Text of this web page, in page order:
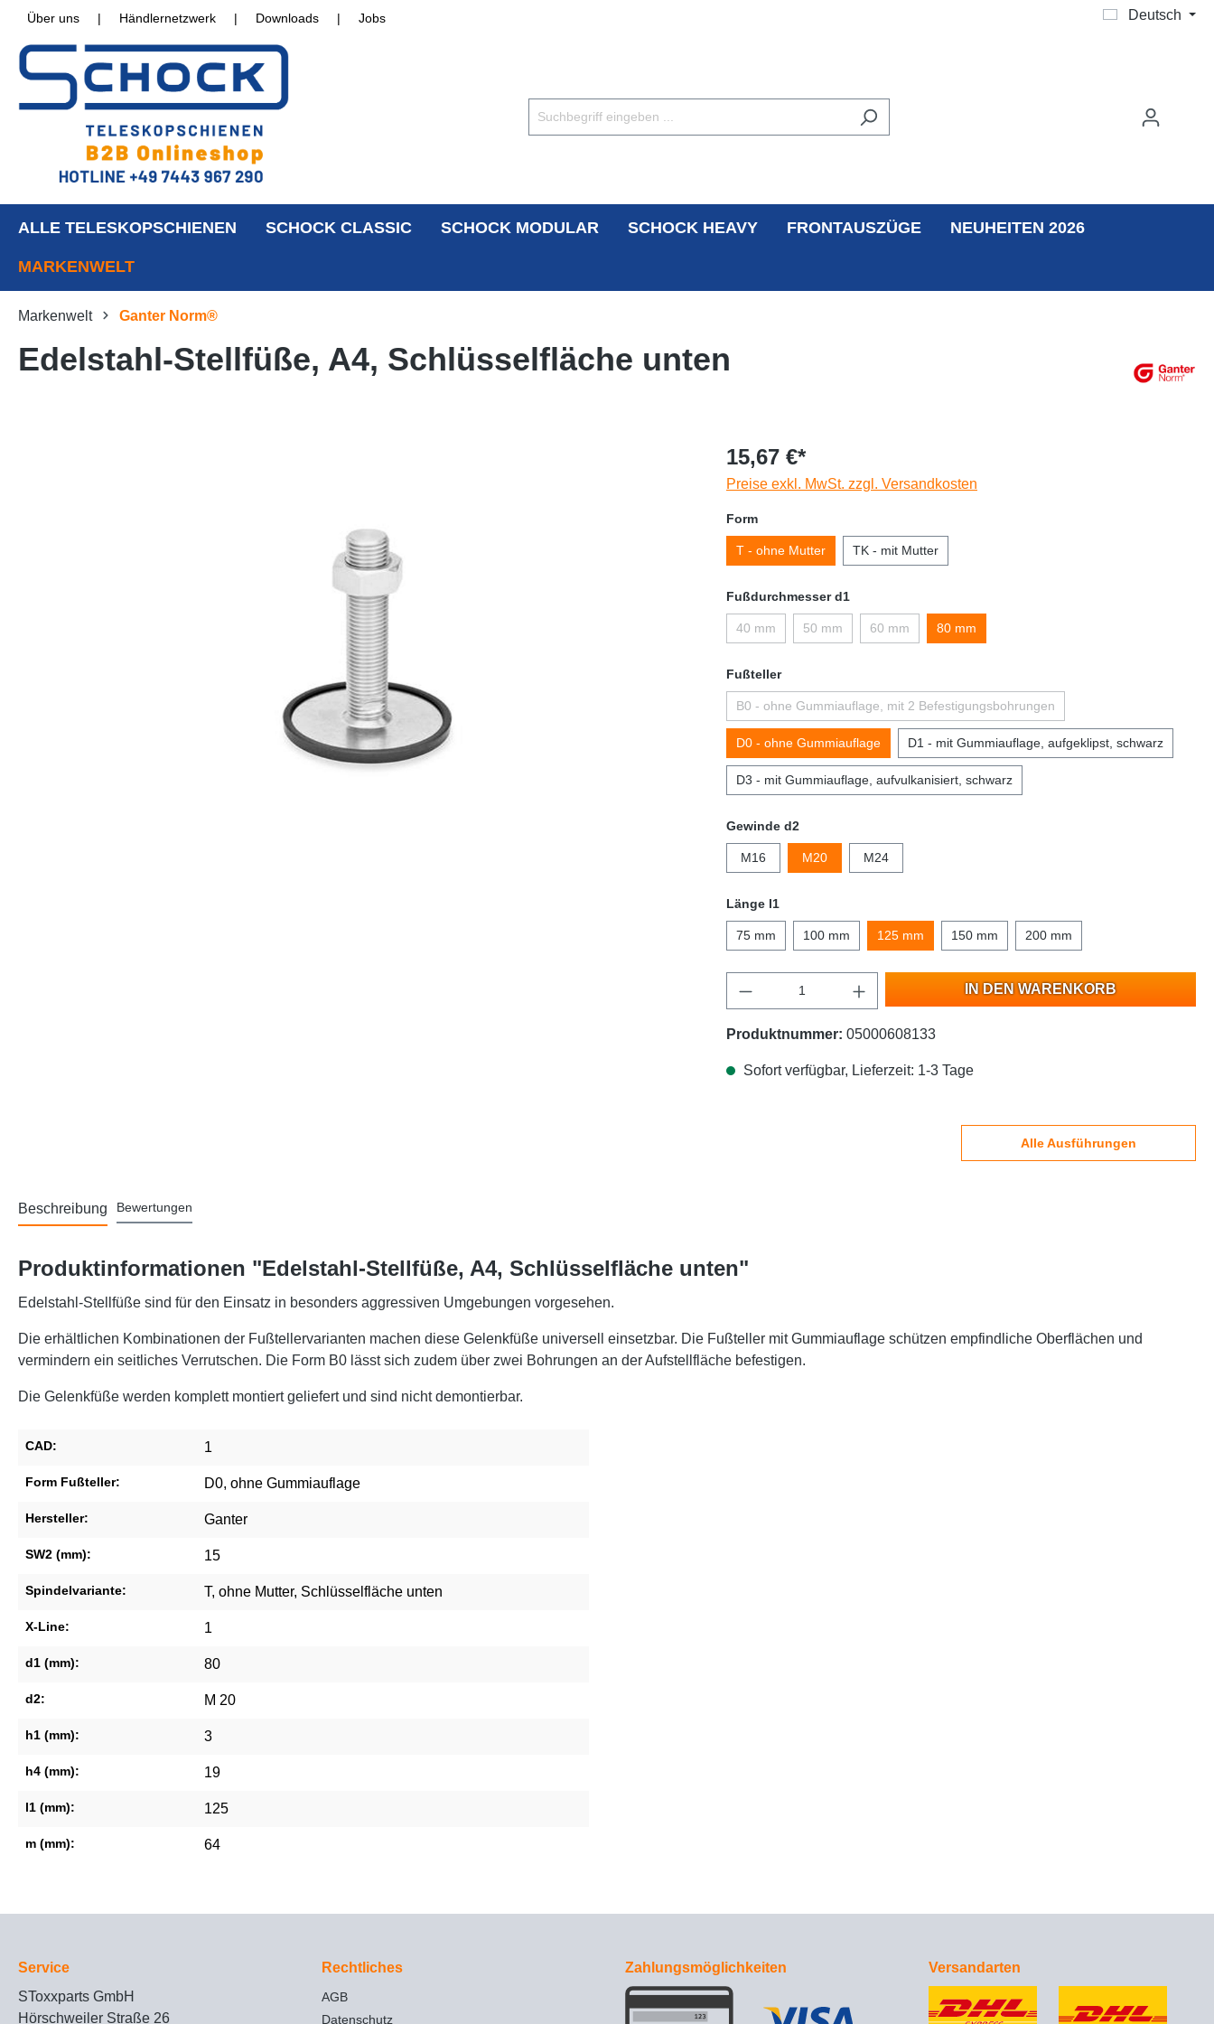
Über uns | Händlernetzwerk | Downloads | Jobs Deutsch
ALLE TELESKOPSCHIENEN SCHOCK CLASSIC SCHOCK MODULAR SCHOCK HEAVY FRONTAUSZÜGE NEUHEITEN 2026
MARKENWELT
Markenwelt Ganter Norm®
Edelstahl-Stellfüße, A4, Schlüsselfläche unten
15,67 €*
Preise exkl. MwSt. zzgl. Versandkosten
Form
T - ohne Mutter TK - mit Mutter
Fußdurchmesser d1
40 mm 50 mm 60 mm 80 mm
Fußteller
B0 - ohne Gummiauflage, mit 2 Befestigungsbohrungen
D0 - ohne Gummiauflage D1 - mit Gummiauflage, aufgeklipst, schwarz
D3 - mit Gummiauflage, aufvulkanisiert, schwarz
Gewinde d2
M16 M20 M24
Länge l1
75 mm 100 mm 125 mm 150 mm 200 mm
IN DEN WARENKORB
Produktnummer: 05000608133
Sofort verfügbar, Lieferzeit: 1-3 Tage
Alle Ausführungen
Beschreibung Bewertungen
Produktinformationen "Edelstahl-Stellfüße, A4, Schlüsselfläche unten"
Edelstahl-Stellfüße sind für den Einsatz in besonders aggressiven Umgebungen vorgesehen.
Die erhältlichen Kombinationen der Fußtellervarianten machen diese Gelenkfüße universell einsetzbar. Die Fußteller mit Gummiauflage schützen empfindliche Oberflächen und
vermindern ein seitliches Verrutschen. Die Form B0 lässt sich zudem über zwei Bohrungen an der Aufstellfläche befestigen.
Die Gelenkfüße werden komplett montiert geliefert und sind nicht demontierbar.
CAD: 1
Form Fußteller: D0, ohne Gummiauflage
Hersteller: Ganter
SW2 (mm): 15
Spindelvariante: T, ohne Mutter, Schlüsselfläche unten
X-Line: 1
d1 (mm): 80
d2: M 20
h1 (mm): 3
h4 (mm): 19
l1 (mm): 125
m (mm): 64
Service
SToxxparts GmbH
Hörschweiler Straße 26
Rechtliches
AGB
Datenschutz
Zahlungsmöglichkeiten Versandarten